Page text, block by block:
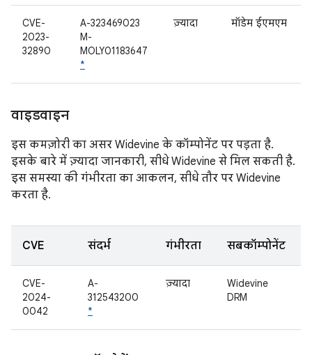
CVE-
2023-
32890
A-323469023
M-
MOLY01183647
*
ज़्यादा मॉडेम ईएमएम
वाइडवाइन
इस कमज़ोरी का असर Widevine के कॉम्पोनेंट पर पड़ता है.
इसके बारे में ज़्यादा जानकारी, सीधे Widevine से मिल सकती है.
इस समस्या की गंभीरता का आकलन, सीधे तौर पर Widevine
करता है.
CVE संदर्भ गंभीरता सबकॉम्पोनेंट
CVE-
2024-
0042
A-
312543200
*
ज़्यादा
Widevine
DRM